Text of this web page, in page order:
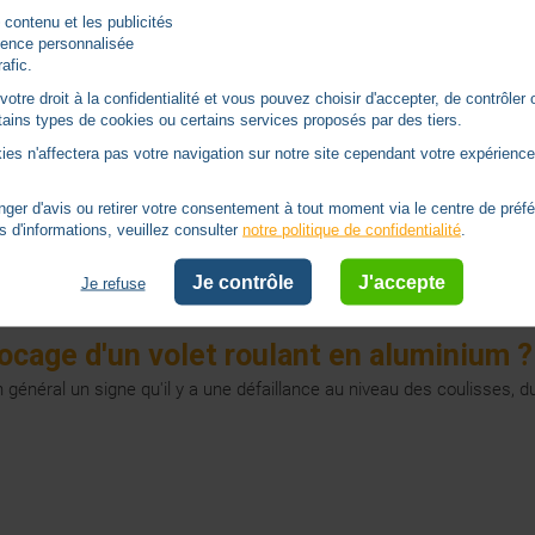
à l'aide d'un aspirateur ;
avec un peu d'eau savonneuse ;
tablier, vous pouvez appliquer un spray à base de silicone.
volet roulant en aluminium ?
doit rester propre et lubrifié pour assurer un enroulement
roulant :
et l’axe d'enroulement. Pensez à retirer la poussière ou les résidus
électrique. Nettoyez l’intérieur du coffre de votre volet
d'un volet roulant en aluminium ?
un signe qu'il y a une défaillance au niveau des coulisses,
contenu et les publicités
personnalisée
droit à la confidentialité et vous pouvez choisir d'accepter, de contrôler
types de cookies ou certains services proposés par des tiers.
n'affectera pas votre navigation sur notre site cependant votre
d'avis ou retirer votre consentement à tout moment via le centre de
d'informations, veuillez consulternotre politique de confidentialité
Je refuse Je contrôle J'accepte